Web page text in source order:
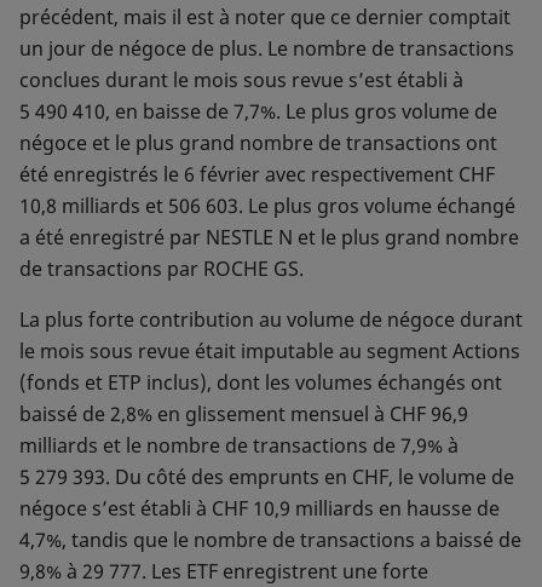
précédent, mais il est à noter que ce dernier comptait
un jour de négoce de plus. Le nombre de transactions
conclues durant le mois sous revue s’est établi à
5 490 410, en baisse de 7,7%. Le plus gros volume de
négoce et le plus grand nombre de transactions ont
été enregistrés le 6 février avec respectivement CHF
10,8 milliards et 506 603. Le plus gros volume échangé
a été enregistré par NESTLE N et le plus grand nombre
de transactions par ROCHE GS.
La plus forte contribution au volume de négoce durant
le mois sous revue était imputable au segment Actions
(fonds et ETP inclus), dont les volumes échangés ont
baissé de 2,8% en glissement mensuel à CHF 96,9
milliards et le nombre de transactions de 7,9% à
5 279 393. Du côté des emprunts en CHF, le volume de
négoce s’est établi à CHF 10,9 milliards en hausse de
4,7%, tandis que le nombre de transactions a baissé de
9,8% à 29 777. Les ETF enregistrent une forte